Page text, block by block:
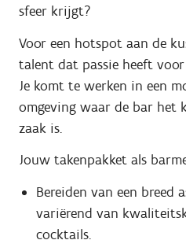
sfeer krijgt?
Voor een hotspot aan de
talent dat passie heeft
Je komt te werken in een
omgeving waar de bar het
zaak is.
Jouw takenpakket als
Bereiden van een breed
variërend van
cocktails.